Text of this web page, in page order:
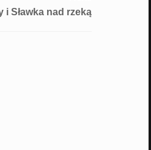
i Sławka nad rzeką